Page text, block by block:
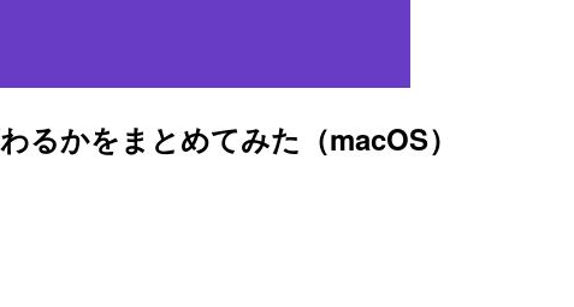
るかをまとめてみた（macOS）